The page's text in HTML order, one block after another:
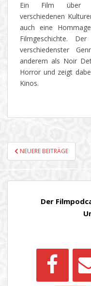
Ein Film über
verschiedenen
auch eine
Filmgeschichte.
verschiedenster
anderem als Noir
Horror und zeigt
Kinos.
DER
NEUERE BEITRÄGE
Der